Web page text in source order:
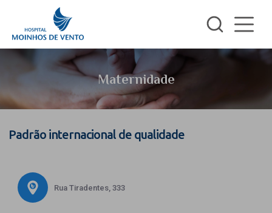
Maternidade
Padrão internacional de qualidade
Rua Tiradentes, 333